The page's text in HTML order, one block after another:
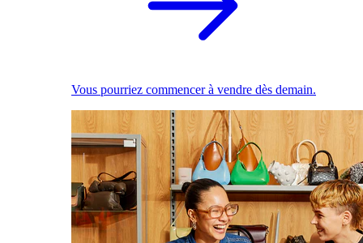
Vous pourriez commencer à vendre dès demain.